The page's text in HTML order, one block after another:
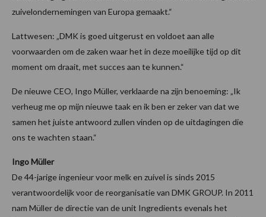
zuivelondernemingen van Europa gemaakt.“
Lattwesen: „DMK is goed uitgerust en voldoet aan alle
voorwaarden om de zaken waar het in deze moeilijke tijd op dit
moment om draait, met succes aan te kunnen.“
De nieuwe CEO, Ingo Müller, verklaarde na zijn benoeming: „Ik
verheug me op mijn nieuwe taak en ik ben er zeker van dat we
samen het juiste antwoord zullen vinden op de uitdagingen die
ons te wachten staan.“
Ingo Müller
De 44-jarige ingenieur voor melk en zuivel is sinds 2015
verantwoordelijk voor de reorganisatie van DMK GROUP. In 2011
nam Müller de directie van de unit Ingredients evenals het